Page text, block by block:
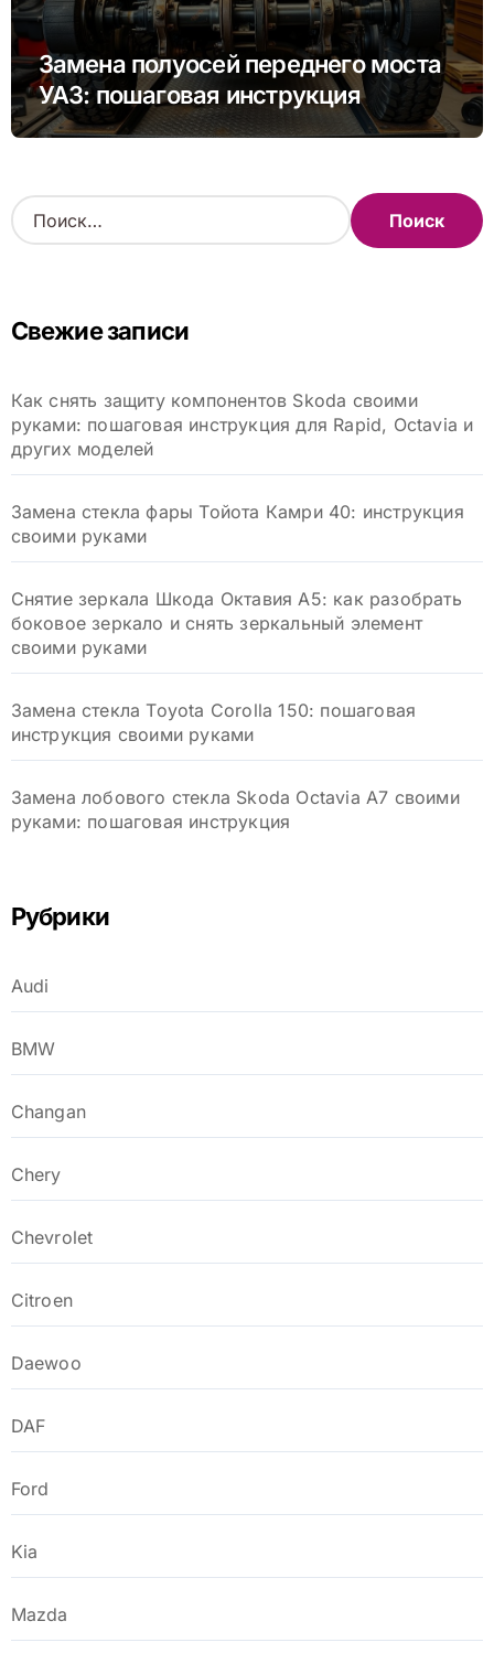
Замена полуосей переднего моста
УАЗ: пошаговая инструкция
Н
а
:Свежие записи
Как снять защиту компонентов Skoda своими
руками: пошаговая инструкция для Rapid, Octavia и
других моделей
Замена стекла фары Тойота Камри 40: инструкция
своими руками
Снятие зеркала Шкода Октавия А5: как разобрать
боковое зеркало и снять зеркальный элемент
своими руками
Замена стекла Toyota Corolla 150: пошаговая
инструкция своими руками
Замена лобового стекла Skoda Octavia A7 своими
руками: пошаговая инструкция
Рубрики
Audi
BMW
Changan
Chery
Chevrolet
Citroen
Daewoo
DAF
Ford
Kia
Mazda